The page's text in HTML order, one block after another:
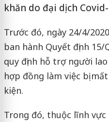
khăn do đại dịch
Trước đó, ngày 24/4/
ban hành Quyết định 15/
quy định hỗ trợ người
hợp đồng làm việc bị
kiện.
Trong đó, thuộc lĩnh